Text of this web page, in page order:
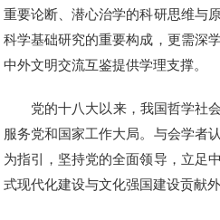
重要论断、潜心治学的科研思维与
科学基础研究的重要构成，更需深
中外文明交流互鉴提供学理支撑。
党的十八大以来，我国哲学社会
服务党和国家工作大局。与会学者
为指引，坚持党的全面领导，立足
式现代化建设与文化强国建设贡献